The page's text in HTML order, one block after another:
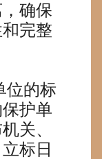
确保
完整
位的标
护单
关、
标日